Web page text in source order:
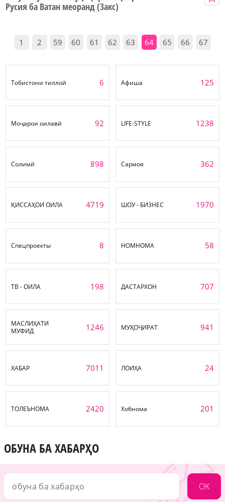
Русия ба Ватан меоранд (3акс)
1 2 59 60 61 62 63 64 65 66 67
Тобистони тиллоӣ 6 Афиша 125
Моҷарои оилавӣ 92 LIFE-STYLE 1238
Солимӣ 898 Сармоя 362
ҚИССАҲОИ ОИЛА 4719 ШОУ - БИЗНЕС 1970
Спецпроекты 8 НОМНОМА 58
ТВ - ОИЛА 198 ДАСТАРХОН 707
МАСЛИҲАТИ
МУФИД
1246 МУҲОҶИРАТ 941
ХАБАР 7011 ЛОИҲА 24
ТОЛЕЪНОМА 2420 Хобнома 201
ОБУНА БА ХАБАРҲО
OK